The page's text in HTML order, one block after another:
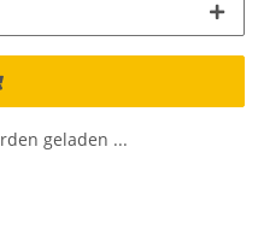
geladen ...